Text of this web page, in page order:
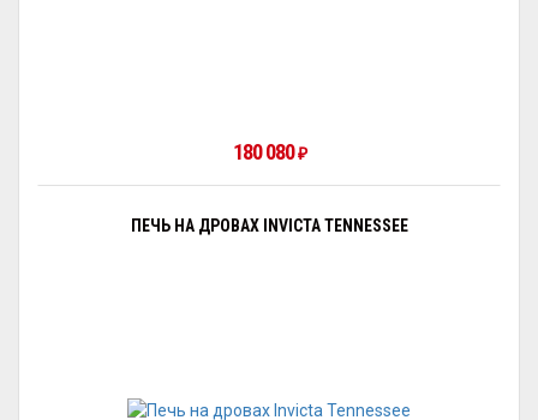
180 080₽
ПЕЧЬ НА ДРОВАХ INVICTA TENNESSEE